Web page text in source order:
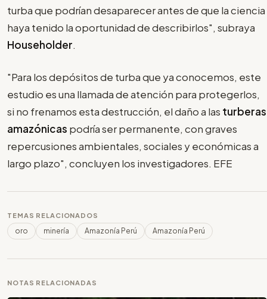
turba que podrían desaparecer antes de que la ciencia
haya tenido la oportunidad de describirlos", subraya
Householder.
"Para los depósitos de turba que ya conocemos, este
estudio es una llamada de atención para protegerlos,
si no frenamos esta destrucción, el daño a las turberas
amazónicas podría ser permanente, con graves
repercusiones ambientales, sociales y económicas a
largo plazo", concluyen los investigadores. EFE
TEMAS RELACIONADOS
oro minería Amazonía Perú Amazonía Perú
NOTAS RELACIONADAS